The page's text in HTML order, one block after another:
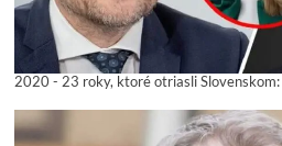
2020 - 23 roky, ktoré otriasli